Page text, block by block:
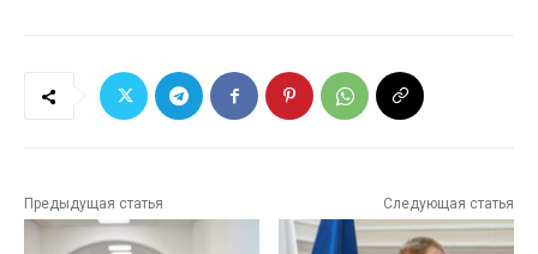
Предыдущая статья Следующая статья